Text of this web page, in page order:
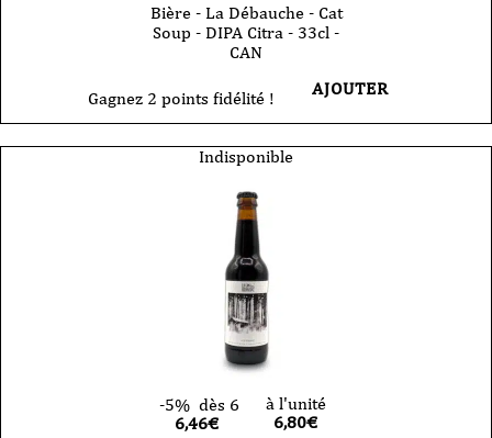
Bière - La Débauche - Cat
Soup - DIPA Citra - 33cl -
CAN
Gagnez 2 points fidélité ! AJOUTER
Indisponible
-5% dès 6
6,46€
à l'unité
6,80€